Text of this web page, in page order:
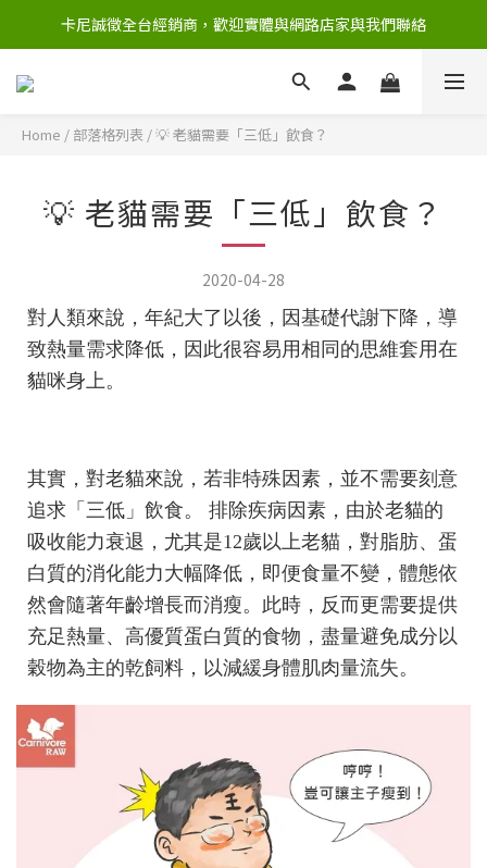
卡尼誠徵全台經銷商，歡迎實體與網路店家與我們聯絡
Home / 部落格列表 /💡 老貓需要「三低」飲食？
💡 老貓需要「三低」飲食？
2020-04-28
對人類來說，年紀大了以後，因基礎代謝下降，導
致熱量需求降低，因此很容易用相同的思維套用在
貓咪身上。
其實，對老貓來說，若非特殊因素，並不需要刻意
追求「三低」飲食。 排除疾病因素，由於老貓的
吸收能力衰退，尤其是12歲以上老貓，對脂肪、蛋
白質的消化能力大幅降低，即便食量不變，體態依
然會隨著年齡增長而消瘦。此時，反而更需要提供
充足熱量、高優質蛋白質的食物，盡量避免成分以
穀物為主的乾飼料，以減緩身體肌肉量流失。